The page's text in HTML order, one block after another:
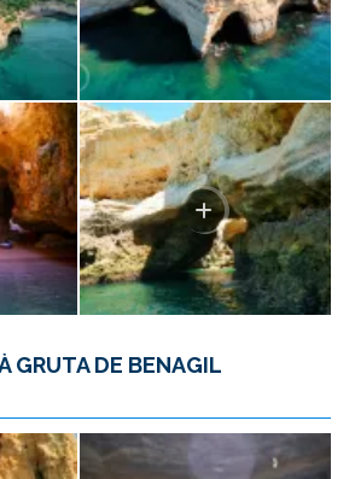
GRUTA DE BENAGIL